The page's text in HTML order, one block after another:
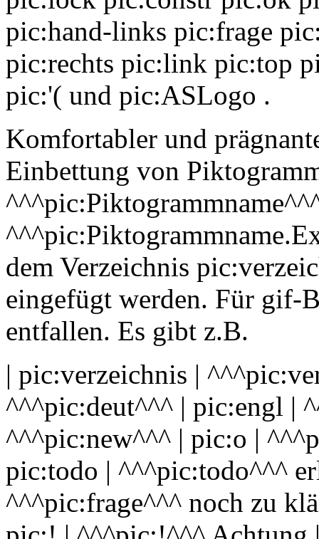
pic:hand-links pic:frage
pic:rechts pic:link pic:top
pic:'( und pic:ASLogo .
Komfortabler und
Einbettung von
dem Verzeichnis
eingefügt werden. Für gif-
entfallen. Es gibt z.B.
| pic:verzeichnis |
^^^pic:deut^^^ | pic:engl |
^^^pic:new^^^ | pic:o |
pic:todo | ^^^pic:todo^^^
^^^pic:frage^^^ noch zu